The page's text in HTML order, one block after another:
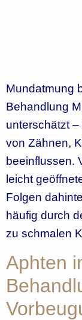
Mundatmung
Behandlung
unterschätzt
von Zähnen,
beeinflussen.
leicht
Folgen
häufig durch
zu schmalen
Aphten